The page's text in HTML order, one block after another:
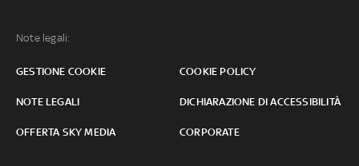
Note legali:
GESTIONE COOKIE COOKIE POLICY
NOTE LEGALI DICHIARAZIONE DI ACCESSIBILITÀ
OFFERTA SKY MEDIA CORPORATE